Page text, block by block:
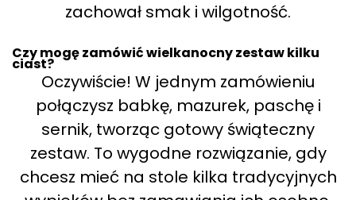
zachował smak i wilgotność.
Czy mogę zamówić wielkanocny zestaw kilku
ciast?
Oczywiście! W jednym zamówieniu
połączysz babkę, mazurek, paschę i
sernik, tworząc gotowy świąteczny
zestaw. To wygodne rozwiązanie, gdy
chcesz mieć na stole kilka tradycyjnych